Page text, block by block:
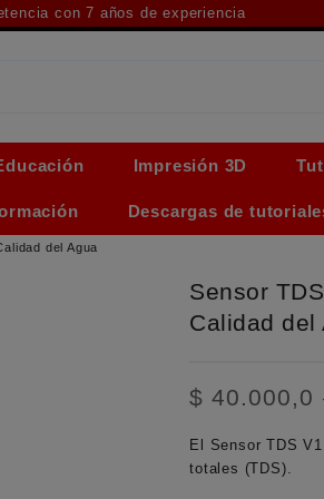
con 7 años de experiencia
Impresión 3D
Descargas de
del Agua
Sensor
Calidad del
$ 40.000,0
El Sensor TDS
totales (TDS).